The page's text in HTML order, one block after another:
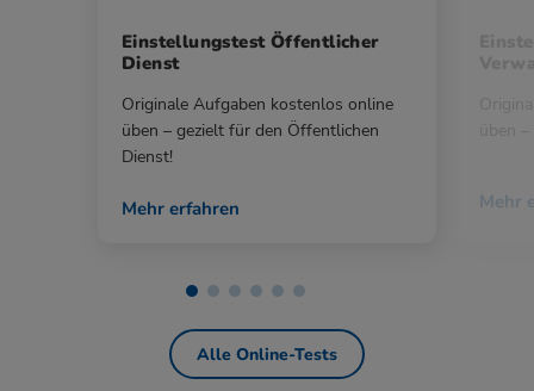
Einstellungstest Öffentlicher
Dienst
Originale Aufgaben kostenlos online
üben – gezielt für den Öffentlichen
Dienst!
Mehr erfahren Mehr
Alle Online-Tests